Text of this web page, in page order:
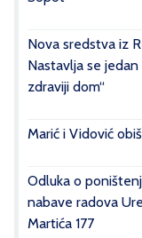
Nova sredstva iz
Nastavlja se
zdraviji dom“
Marić i Vidović
Odluka o
nabave radova
Martića 177